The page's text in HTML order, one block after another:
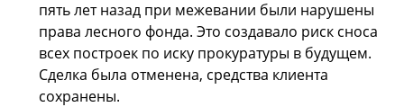
пять лет назад при межевании были нарушены
права лесного фонда. Это создавало риск сноса
всех построек по иску прокуратуры в будущем.
Сделка была отменена, средства клиента
сохранены.